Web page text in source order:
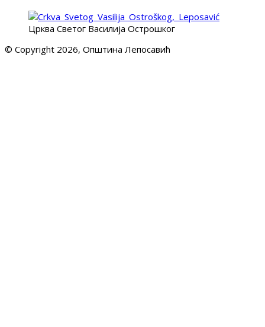
Црква Светог Василија Острошког
© Copyright 2026, Општина Лепосавић